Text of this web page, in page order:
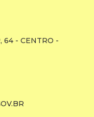
64 - CENTRO -